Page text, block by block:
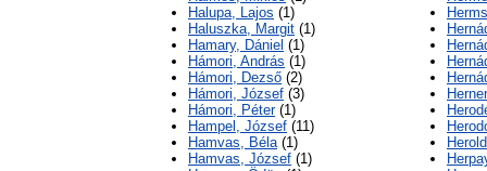
Halupa, Lajos (1)
Haluszka, Margit (1)
Hamary, Dániel (1)
Hámori, András (1)
Hámori, Dezső (2)
Hámori, József (3)
Hámori, Péter(1)
Hampel, József (11)
Hamvas, Béla(1)
Hamvas, József (1)